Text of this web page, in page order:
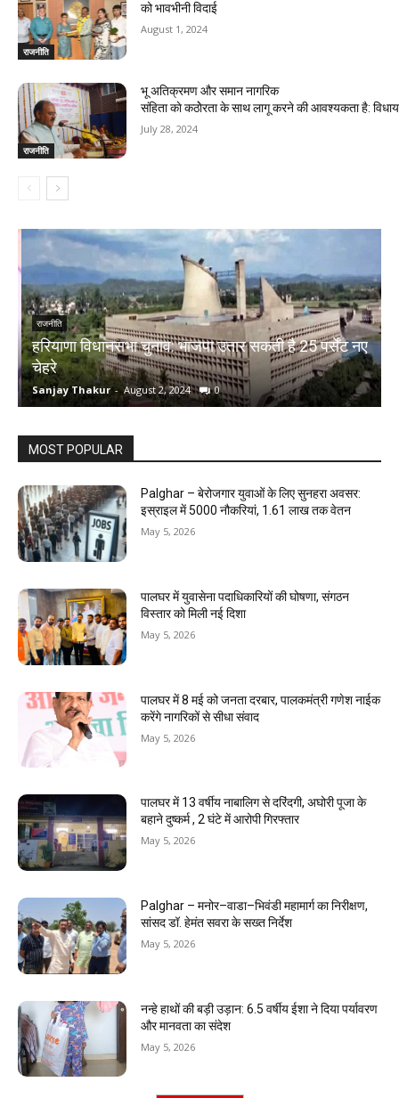
राजनीति
को भावभीनी विदाई
August 1, 2024
राजनीति
भू अतिक्रमण और समान नागरिक
संहिता काे कठाेेरता के साथ लागू करने की आवश्यकता है:
July 28, 2024
राजनीति
हरियाणा विधानसभा चुनाव: भाजपा उतार सकती है 25 पर्सेंट नए
चेहरे
Sanjay Thakur - August 2, 2024 0
MOST POPULAR
Palghar – बेरोजगार युवाओं के लिए सुनहरा अवसर:
इस्राइल में 5000 नौकरियां, ₹1.61 लाख तक वेतन
May 5, 2026
पालघर में युवासेना पदाधिकारियों की घोषणा, संगठन
विस्तार को मिली नई दिशा
May 5, 2026
पालघर में 8 मई को जनता दरबार, पालकमंत्री गणेश नाईक
करेंगे नागरिकों से सीधा संवाद
May 5, 2026
पालघर में 13 वर्षीय नाबालिग से दरिंदगी, अघोरी पूजा के
बहाने दुष्कर्म , 2 घंटे में आरोपी गिरफ्तार
May 5, 2026
Palghar – मनोर–वाडा–भिवंडी महामार्ग का निरीक्षण,
सांसद डॉ. हेमंत सवरा के सख्त निर्देश
May 5, 2026
नन्हे हाथों की बड़ी उड़ान: 6.5 वर्षीय ईशा ने दिया पर्यावरण
और मानवता का संदेश
May 5, 2026